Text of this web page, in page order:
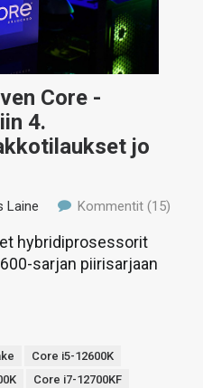
Core -
4.
jo
Laine Kommentit (15)
hybridiprosessorit
sarjan piirisarjaan
Core i5-12600K
Core i7-12700KF